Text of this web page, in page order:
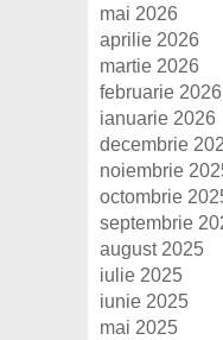
mai 2026
aprilie 2026
martie 2026
februarie 2026
ianuarie 2026
decembrie
noiembrie
octombrie
septembrie
august 2025
iulie 2025
iunie 2025
mai 2025